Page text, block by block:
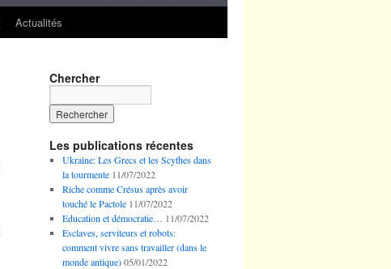
Actualités
Chercher
Les publications récentes
Ukraine: Les Grecs et les Scythes dans
la tourmente 11/07/2022
Riche comme Crésus après avoir
touché le Pactole 11/07/2022
Education et démocratie… 11/07/2022
Esclaves, serviteurs et robots:
comment vivre sans travailler (dans le
monde antique) 05/01/2022